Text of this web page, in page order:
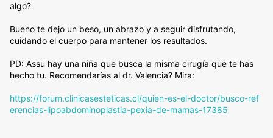
algo?
Bueno te dejo un beso, un abrazo y a seguir disfrutando,
cuidando el cuerpo para mantener los resultados.
PD: Assu hay una niña que busca la misma cirugía que te has
hecho tu. Recomendarías al dr. Valencia? Mira:
https://forum.clinicasesteticas.cl/quien-es-el-doctor/busco-ref
erencias-lipoabdominoplastia-pexia-de-mamas-17385